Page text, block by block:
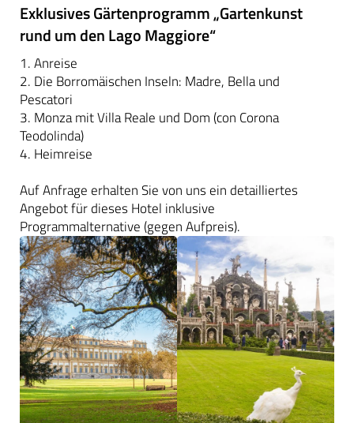
Exklusives Gärtenprogramm „Gartenkunst
rund um den Lago Maggiore“
1. Anreise
2. Die Borromäischen Inseln: Madre, Bella und
Pescatori
3. Monza mit Villa Reale und Dom (con Corona
Teodolinda)
4. Heimreise
Auf Anfrage erhalten Sie von uns ein detailliertes
Angebot für dieses Hotel inklusive
Programmalternative (gegen Aufpreis).